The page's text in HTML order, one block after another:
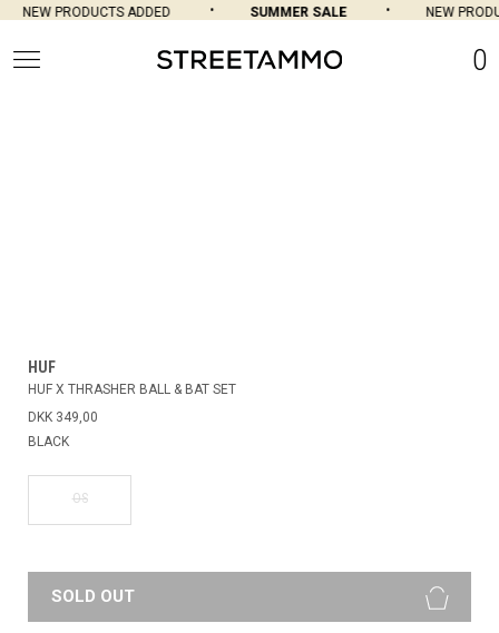
NEW PRODUCTS ADDED SUMMER SALE NEW
0
HUF
HUF X THRASHER BALL & BAT SET
DKK 349,00
BLACK
OS
SOLD OUT